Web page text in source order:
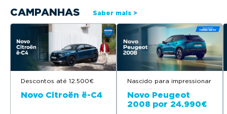
CAMPANHAS Saber mais >
Descontos até 12.500€
Novo Citroën ë-C4
Nascido para impressionar
Novo Peugeot
2008 por 24.990€